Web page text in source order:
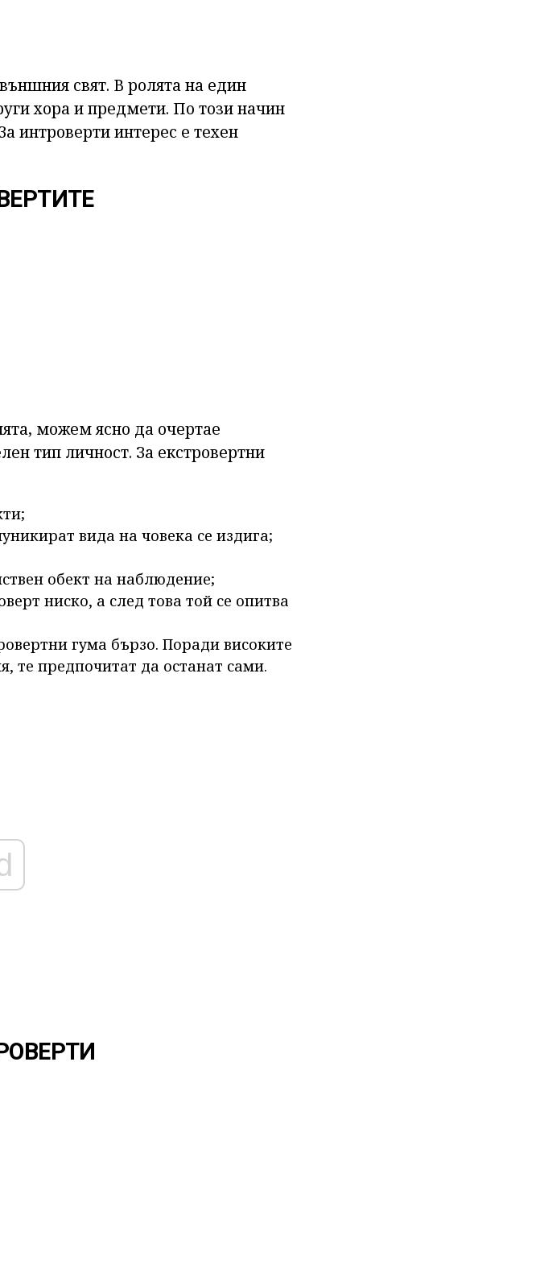
свят. В ролята на един
хора и предмети. По този начин
интроверти интерес е техен
можем ясно да очертае
тип личност. За екстровертни
вида на човека се издига;
обект на наблюдение;
ниско, а след това той се опитва
гума бързо. Поради високите
те предпочитат да останат сами.